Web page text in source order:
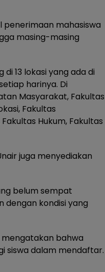
mahasiswa
masing-masing
13 lokasi yang ada di
harinya. Di
Masyarakat, Fakultas
Fakultas
Hukum, Fakultas
juga menyediakan
belum sempat
dengan kondisi yang
mengatakan bahwa
siswa dalam mendaftar.